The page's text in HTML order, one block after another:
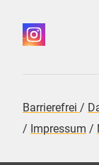
Barrierefrei /
/ Impressum /